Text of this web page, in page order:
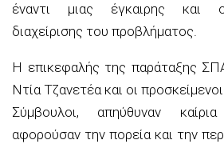
έναντι μιας έγκαιρης και
διαχείρισης του προβλήματος.
Η επικεφαλής της παράταξης
Ντία Τζανετέα και οι
Σύμβουλοι, απηύθυναν
αφορούσαν την πορεία και την